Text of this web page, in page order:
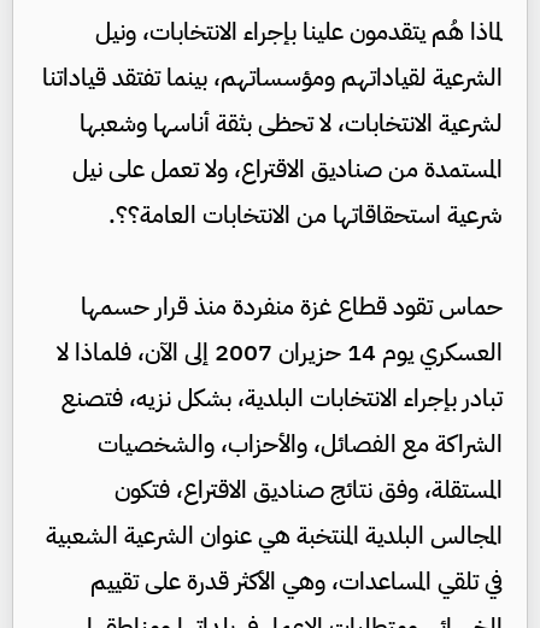
لماذا هُم يتقدمون علينا بإجراء الانتخابات، ونيل
الشرعية لقياداتهم ومؤسساتهم، بينما تفتقد قياداتنا
لشرعية الانتخابات، لا تحظى بثقة أناسها وشعبها
المستمدة من صناديق الاقتراع، ولا تعمل على نيل
شرعية استحقاقاتها من الانتخابات العامة؟؟.
حماس تقود قطاع غزة منفردة منذ قرار حسمها
العسكري يوم 14 حزيران 2007 إلى الآن، فلماذا لا
تبادر بإجراء الانتخابات البلدية، بشكل نزيه، فتصنع
الشراكة مع الفصائل، والأحزاب، والشخصيات
المستقلة، وفق نتائج صناديق الاقتراع، فتكون
المجالس البلدية المنتخبة هي عنوان الشرعية الشعبية
في تلقي المساعدات، وهي الأكثر قدرة على تقييم